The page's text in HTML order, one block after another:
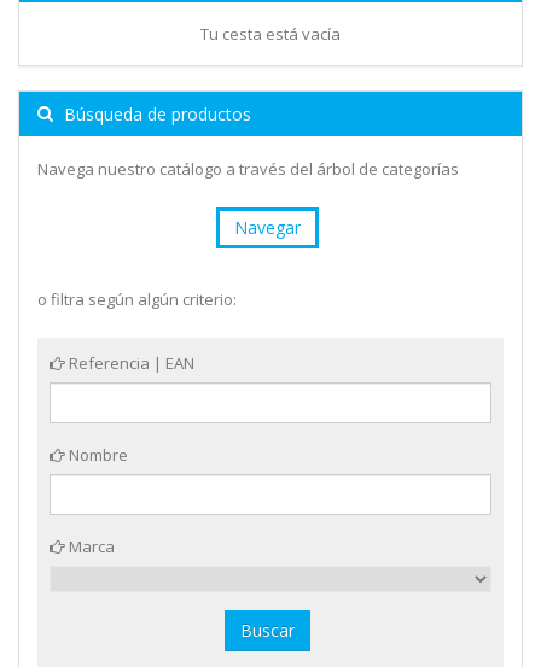
Tu cesta está vacía
Búsqueda de productos
Navega nuestro catálogo a través del árbol de categorías
Navegar
o filtra según algún criterio:
Referencia | EAN
Nombre
Marca